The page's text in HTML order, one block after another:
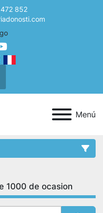
852
youtube
Menú
1000 de ocasion